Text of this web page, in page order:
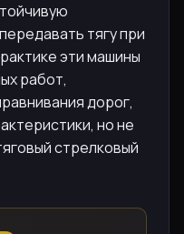
тягу при
эти машины
работ,
дорог,
но не
стрелковый